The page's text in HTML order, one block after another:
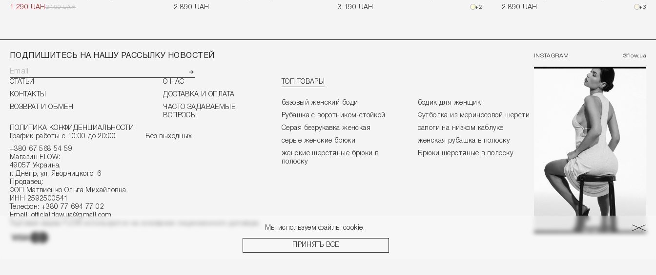
1 290 UAH 2 190 UAH
2 890 UAH
3 190 UAH
+2
2 890 UAH
+3
ПОДПИШИТЕСЬ НА НАШУ РАССЫЛКУ НОВОСТЕЙ
СТАТЬИ
О НАС
КОНТАКТЫ
ДОСТАВКА И ОПЛАТА
ВОЗВРАТ И ОБМЕН
ЧАСТО ЗАДАВАЕМЫЕ
ВОПРОСЫ
ПОЛИТИКА КОНФИДЕНЦИАЛЬНОСТИ
График работы с 10:00 до 20:00
Без выходных
+380 67 568 54 59
Магазин FLOW:
49057 Украина,
г. Днепр, ул. Яворницкого, 6
Продавец:
ФОП Матвиенко Ольга Михайловна
ИНН 2592500541
Телефон: +380 77 694 77 02
Email: official.flow.ua@gmail.com
ТОП ТОВАРЫ
базовый женский боди
бодик для женщик
Рубашка с воротником-стойкой
Футболка из мериносовой шерсти
Серая безрукавка женская
сапоги на низком каблуке
серые женские брюки
женская рубашка в полоску
женские шерстяные брюки в
полоску
Брюки шерстяные в полоску
INSTAGRAM @flow.ua
Мы используем файлы cookie.
ПРИНЯТЬ ВСЕ